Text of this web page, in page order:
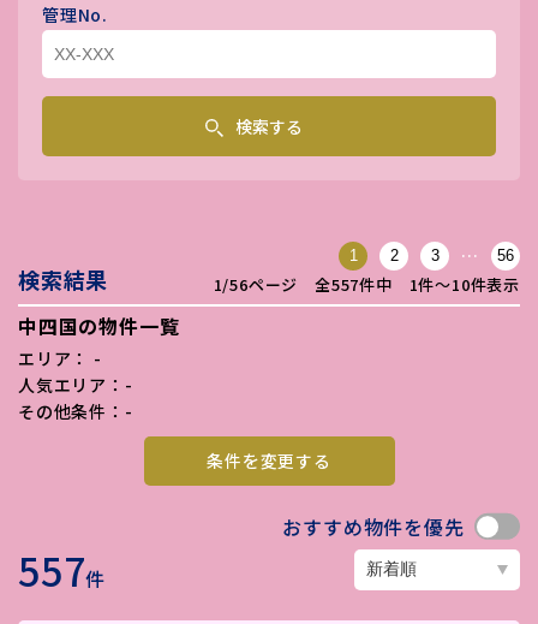
管理No.
検索する
検索結果
1 2 3 … 56
1/56ページ 全557件中 1件〜10件表示
中四国の物件一覧
エリア： -
人気エリア：-
その他条件：-
条件を変更する
557件
おすすめ物件を優先